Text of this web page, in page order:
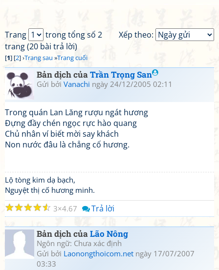
Xếp theo:
Trang
trong tổng số 2
trang (20 bài trả lời)
[1] [2] ›Trang sau »Trang cuối
Bản dịch củaTrần Trọng San
Gửi bởi Vanachi ngày 24/12/2005 02:11
Trong quán Lan Lăng rượu ngát hương
Đựng đầy chén ngọc rực hào quang
Chủ nhân ví biết mời say khách
Non nước đâu là chẳng cố hương.
Lộ tòng kim dạ bạch,
Nguyệt thị cố hương minh.
☆
☆
☆
☆
☆ 3 4.67 Trả lời
Bản dịch củaLão Nông
Ngôn ngữ: Chưa xác định
Gửi bởi Laonongthoicom.net ngày 17/07/2007
03:33